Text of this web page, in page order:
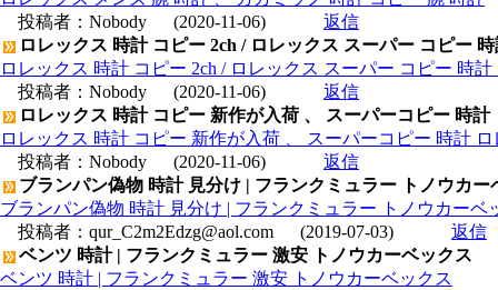
投稿者： Nobody (2020-11-06)
返信
ロレックス 時計 コピー 2ch / ロレックス スーパー コピー
ロレックス 時計 コピー 2ch / ロレックス スーパー コピー 時計
投稿者： Nobody (2020-11-06)
返信
ロレックス 時計 コピー 新作が入荷 、 スーパーコピー 時
ロレックス 時計 コピー 新作が入荷 、 スーパーコピー 時計
投稿者： Nobody (2020-11-06)
返信
ブランパン偽物 時計 見分け | フランクミュラー トノウカー
ブランパン偽物 時計 見分け | フランクミュラー トノウカーベ
投稿者： qur_C2m2Edzg@aol.com (2019-07-03)
返信
ベンツ 時計 | フランクミュラー 激安 トノウカーベックス
ベンツ 時計 | フランクミュラー 激安 トノウカーベックス